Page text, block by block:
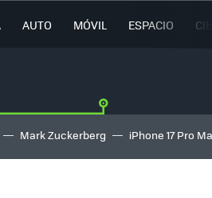
AUTO MÓVIL ESPACIO
Mark Zuckerberg iPhone 17 Pro